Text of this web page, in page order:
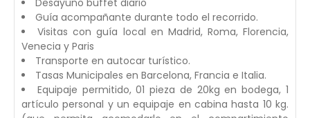
Desayuno buffet diario
Guía acompañante durante todo el recorrido.
Visitas con guía local en Madrid, Roma, Florencia,
Venecia y Paris
Transporte en autocar turístico.
Tasas Municipales en Barcelona, Francia e Italia.
Equipaje permitido, 01 pieza de 20kg en bodega, 1
artículo personal y un equipaje en cabina hasta 10 kg.